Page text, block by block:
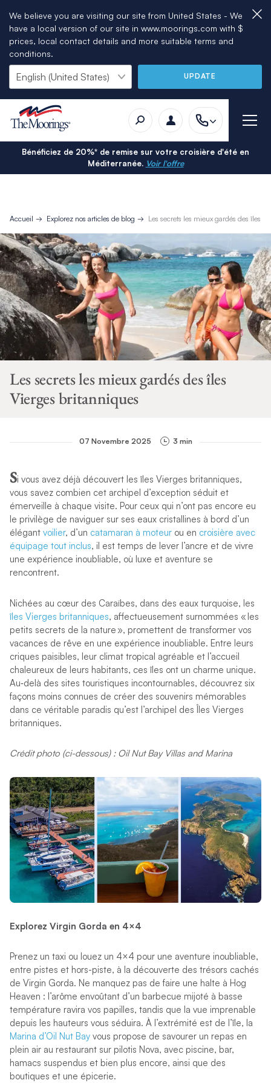
We believe you are visiting our site from United States - We
have a local version of our site in www.moorings.com with $
prices, local contact details and more suitable terms and
conditions.
UPDATE
Bénéficiez de 20%* de remise sur votre croisière d'été en
Méditerranée. Voir l'offre
Accueil Explorez nos articles de blog Les secrets les mieux gardés des îles
Les secrets les mieux gardés des îles
Vierges britanniques
07 Novembre 2025 3 min
Si vous avez déjà découvert les îles Vierges britanniques,
vous savez combien cet archipel d’exception séduit et
émerveille à chaque visite. Pour ceux qui n’ont pas encore eu
le privilège de naviguer sur ses eaux cristallines à bord d’un
élégantvoilier, d’un catamaran à moteurou en croisière avec
équipage tout inclus, il est temps de lever l’ancre et de vivre
une expérience inoubliable, où luxe et aventure se
rencontrent.
Nichées au cœur des Caraïbes, dans des eaux turquoise, les
îles Vierges britanniques, affectueusement surnommées « les
petits secrets de la nature », promettent de transformer vos
vacances de rêve en une expérience inoubliable. Entre leurs
criques paisibles, leur climat tropical agréable et l’accueil
chaleureux de leurs habitants, ces îles ont un charme unique.
Au‑delà des sites touristiques incontournables, découvrez six
façons moins connues de créer des souvenirs mémorables
dans ce véritable paradis qu’est l’archipel des Îles Vierges
britanniques.
Crédit photo (ci-dessous) : Oil Nut Bay Villas and Marina
Explorez Virgin Gorda en 4×4
Prenez un taxi ou louez un 4×4 pour une aventure inoubliable,
entre pistes et hors-piste, à la découverte des trésors cachés
de Virgin Gorda. Ne manquez pas de faire une halte à Hog
Heaven : l’arôme envoûtant d’un barbecue mijoté à basse
température ravira vos papilles, tandis que la vue imprenable
depuis les hauteurs vous séduira. À l’extrémité est de l’île, la
Marina d’Oil Nut Bayvous propose de savourer un repas en
plein air au restaurant sur pilotis Nova, avec piscine, bar,
hamacs suspendus et bien plus encore, ainsi que des
boutiques et une épicerie.